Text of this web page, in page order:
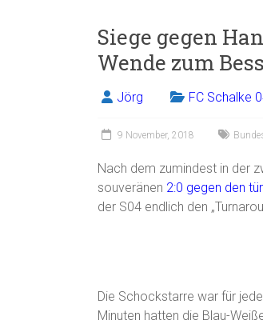
Siege gegen
Wende zum
Jörg FC Schalke
9 November, 2018
Nach dem zumindest in der
souveränen 2:0 gegen den
der S04 endlich den
Die Schockstarre war für
Minuten hatten die Blau-